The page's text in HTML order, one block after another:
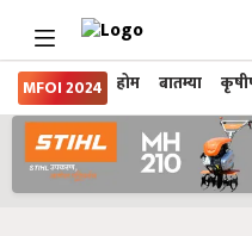
MFOI 2024 होम बातम्या